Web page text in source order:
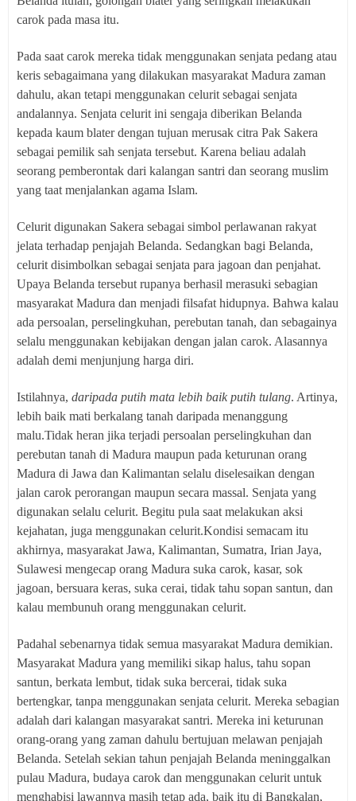
carok pada masa itu.
Pada saat carok mereka tidak menggunakan senjata pedang atau
keris sebagaimana yang dilakukan masyarakat Madura zaman
dahulu, akan tetapi menggunakan celurit sebagai senjata
andalannya. Senjata celurit ini sengaja diberikan Belanda
kepada kaum blater dengan tujuan merusak citra Pak Sakera
sebagai pemilik sah senjata tersebut. Karena beliau adalah
seorang pemberontak dari kalangan santri dan seorang muslim
yang taat menjalankan agama Islam.
Celurit digunakan Sakera sebagai simbol perlawanan rakyat
jelata terhadap penjajah Belanda. Sedangkan bagi Belanda,
celurit disimbolkan sebagai senjata para jagoan dan penjahat.
Upaya Belanda tersebut rupanya berhasil merasuki sebagian
masyarakat Madura dan menjadi filsafat hidupnya. Bahwa kalau
ada persoalan, perselingkuhan, perebutan tanah, dan sebagainya
selalu menggunakan kebijakan dengan jalan carok. Alasannya
adalah demi menjunjung harga diri.
Istilahnya, daripada putih mata lebih baik putih tulang. Artinya,
lebih baik mati berkalang tanah daripada menanggung
malu.Tidak heran jika terjadi persoalan perselingkuhan dan
perebutan tanah di Madura maupun pada keturunan orang
Madura di Jawa dan Kalimantan selalu diselesaikan dengan
jalan carok perorangan maupun secara massal. Senjata yang
digunakan selalu celurit. Begitu pula saat melakukan aksi
kejahatan, juga menggunakan celurit.Kondisi semacam itu
akhirnya, masyarakat Jawa, Kalimantan, Sumatra, Irian Jaya,
Sulawesi mengecap orang Madura suka carok, kasar, sok
jagoan, bersuara keras, suka cerai, tidak tahu sopan santun, dan
kalau membunuh orang menggunakan celurit.
Padahal sebenarnya tidak semua masyarakat Madura demikian.
Masyarakat Madura yang memiliki sikap halus, tahu sopan
santun, berkata lembut, tidak suka bercerai, tidak suka
bertengkar, tanpa menggunakan senjata celurit. Mereka sebagian
adalah dari kalangan masyarakat santri. Mereka ini keturunan
orang-orang yang zaman dahulu bertujuan melawan penjajah
Belanda. Setelah sekian tahun penjajah Belanda meninggalkan
pulau Madura, budaya carok dan menggunakan celurit untuk
menghabisi lawannya masih tetap ada, baik itu di Bangkalan,